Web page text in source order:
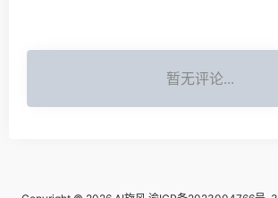
暂无评论...